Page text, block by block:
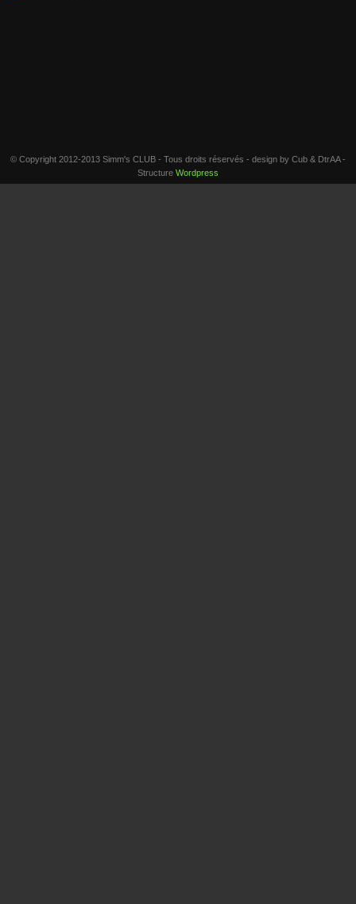
© Copyright 2012-2013 Simm's CLUB - Tous droits réservés - design by Cub & DtrAA -
Structure Wordpress